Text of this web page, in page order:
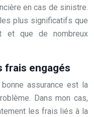
en cas de sinistre.
plus significatifs que
et que de nombreux
frais engagés
bonne assurance est la
Dans mon cas,
les frais liés à la